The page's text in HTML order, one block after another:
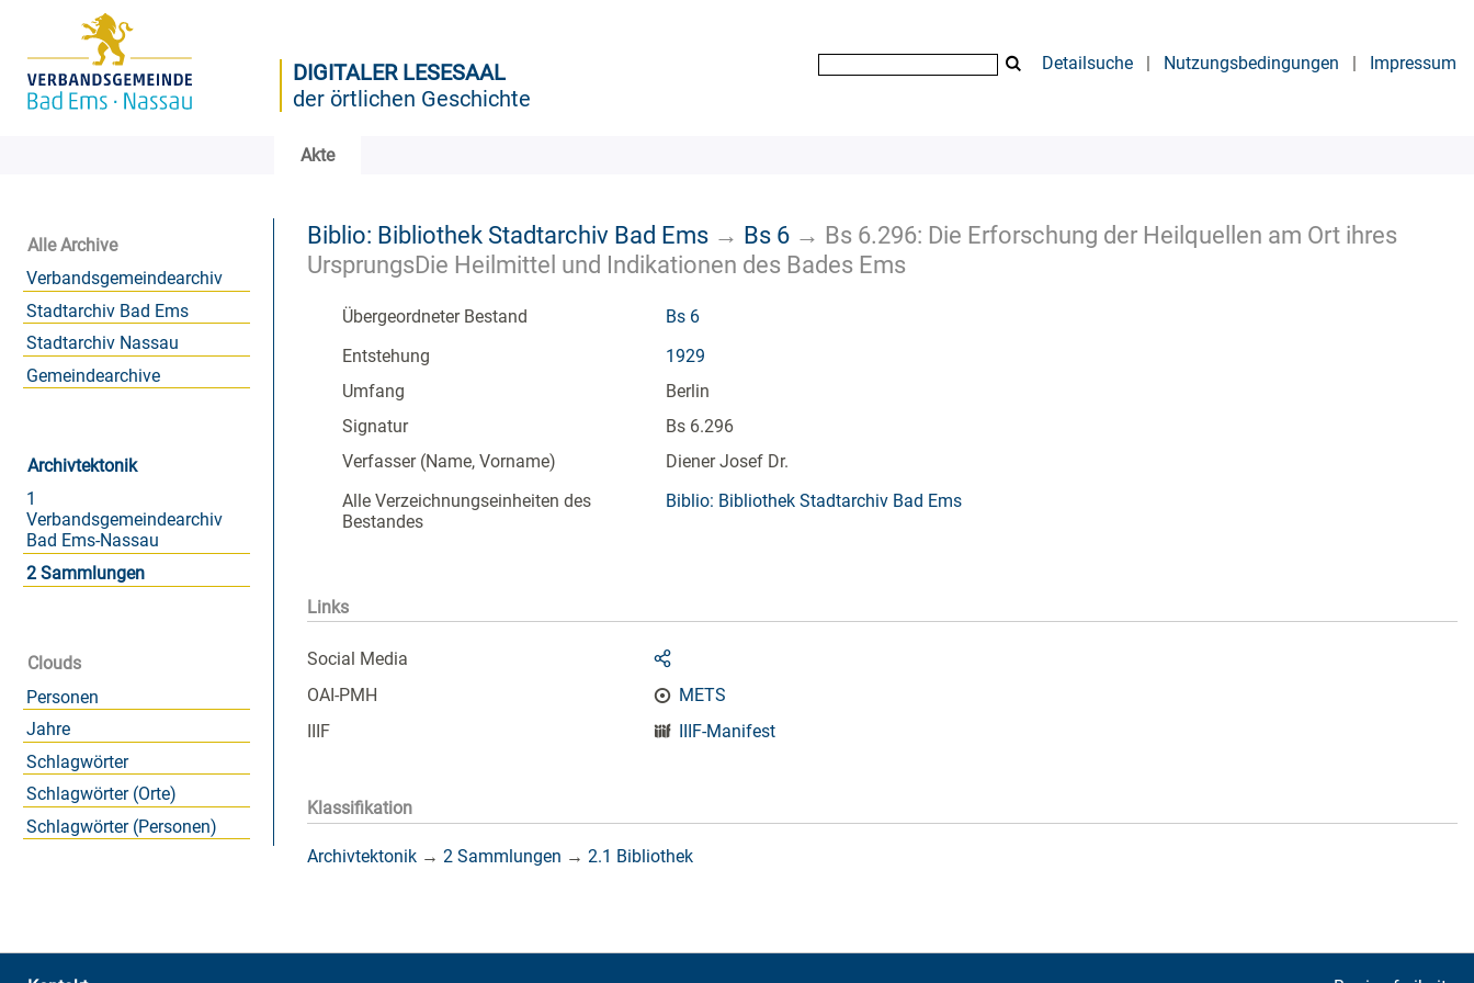
DIGITALER LESESAAL
der örtlichen Geschichte
Detailsuche | Nutzungsbedingungen | Impressum
Akte
Alle Archive
Verbandsgemeindearchiv
Stadtarchiv Bad Ems
Stadtarchiv Nassau
Gemeindearchive
Archivtektonik
1
Verbandsgemeindearchiv
Bad Ems-Nassau
2 Sammlungen
Clouds
Personen
Jahre
Schlagwörter
Schlagwörter (Orte)
Schlagwörter (Personen)
Biblio: Bibliothek Stadtarchiv Bad Ems → Bs 6 → Bs 6.296: Die Erforschung der Heilquellen am Ort ihres
UrsprungsDie Heilmittel und Indikationen des Bades Ems
Übergeordneter Bestand
Bs 6
Entstehung
1929
Umfang
Berlin
Signatur
Bs 6.296
Verfasser (Name, Vorname)
Diener Josef Dr.
Alle Verzeichnungseinheiten des
Bestandes
Biblio: Bibliothek Stadtarchiv Bad Ems
Links
Social Media
OAI-PMH
METS
IIIF
IIIF-Manifest
Klassifikation
Archivtektonik → 2 Sammlungen → 2.1 Bibliothek